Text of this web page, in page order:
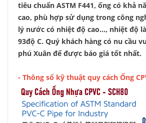
tiêu chuẩn ASTM F441, ống có khả
cao, phù hợp sử dụng trong công
lý nước có nhiệt độ cao..., nhiệt độ
93độ C. Quý khách hàng có nu cầu
phú Xuân để được báo giá tốt nhất.
- Thông số kỹ thuật quy cách Ống